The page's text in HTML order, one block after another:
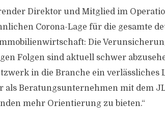
Direktor und Mitglied im
Corona-Lage für die gesamte
Die
Folgen sind aktuell schwer
in die Branche ein verlässliches
als Beratungsunternehmen mit dem
mehr Orientierung zu bieten.“